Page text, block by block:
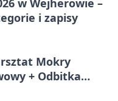
i zapisy
Mokry
+ Odbitka